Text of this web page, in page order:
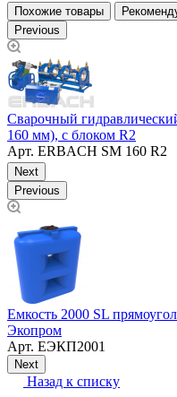
Похожие товары
Previous
Сварочный
160 мм), с блоком R2
Арт. ERBACH SM 160 R2
Next
Previous
Емкость 2000 SL
Экопром
Арт. ЕЭКП2001
Next
Назад к списку